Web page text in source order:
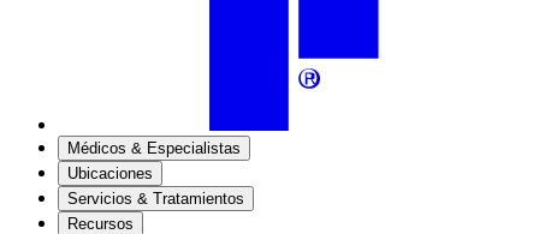
Médicos & Especialistas
Ubicaciones
Servicios & Tratamientos
Recursos